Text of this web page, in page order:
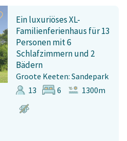
Ein luxuriöses XL-
Familienferienhaus für 13
Personen mit 6
Schlafzimmern und 2
Bädern
Groote Keeten: Sandepark
13
6 1300m